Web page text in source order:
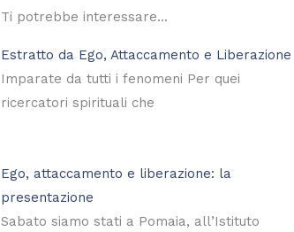
Ti potrebbe interessare...
Estratto da Ego, Attaccamento e Liberazione
Imparate da tutti i fenomeni Per quei
ricercatori spirituali che
Ego, attaccamento e liberazione: la
presentazione
Sabato siamo stati a Pomaia, all’Istituto